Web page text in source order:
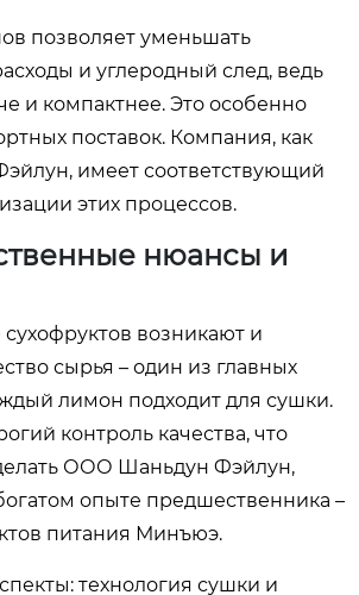
позволяет уменьшать
и углеродный след, ведь
и компактнее. Это особенно
поставок. Компания, как
имеет соответствующий
этих процессов.
нюансы и
возникают и
сырья – один из главных
лимон подходит для сушки.
контроль качества, что
ООО Шаньдун Фэйлун,
опыте предшественника –
питания Минъюэ.
технология сушки и